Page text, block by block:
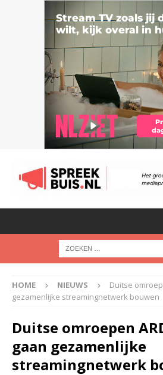
HOME NIEUWS
Duitse
gezamenlijke streamingnetwerk bouwen
Duitse omroepen
gaan gezamenlijke
streamingnetwerk